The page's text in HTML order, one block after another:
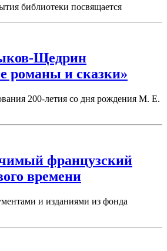
библиотеки посвящается
Щедрин
романы и сказки»
200-летия со дня рождения М. Е.
французский
времени
и изданиями из фонда